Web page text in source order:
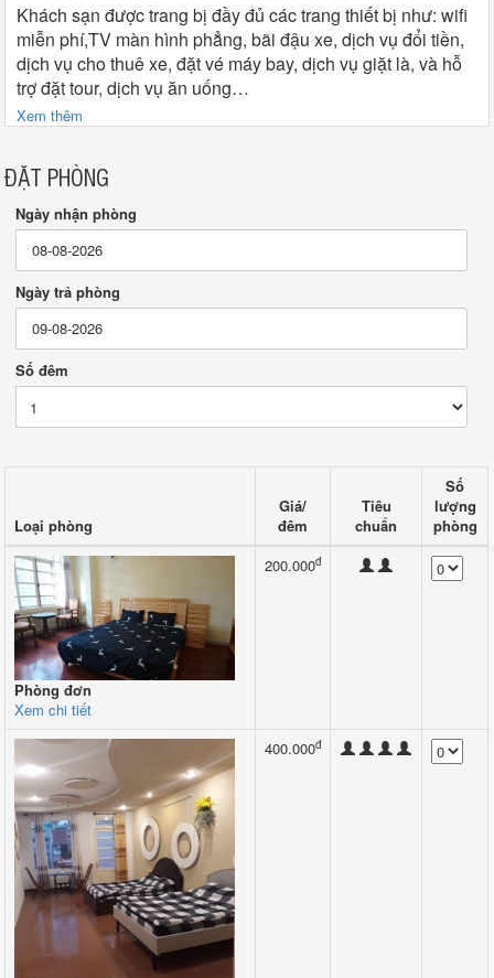
Khách sạn được trang bị đầy đủ các trang thiết bị như: wifi
miễn phí,TV màn hình phẳng, bãi đậu xe, dịch vụ đổi tiền,
dịch vụ cho thuê xe, đặt vé máy bay, dịch vụ giặt là, và hỗ
trợ đặt tour, dịch vụ ăn uống…
Xem thêm
ĐẶT PHÒNG
Ngày nhận phòng
Ngày trả phòng
Số đêm
Loại phòng
Giá/
đêm
Tiêu
chuẩn
Số
lượng
phòng
Phòng đơn
Xem chi tiết
200.000đ
400.000đ